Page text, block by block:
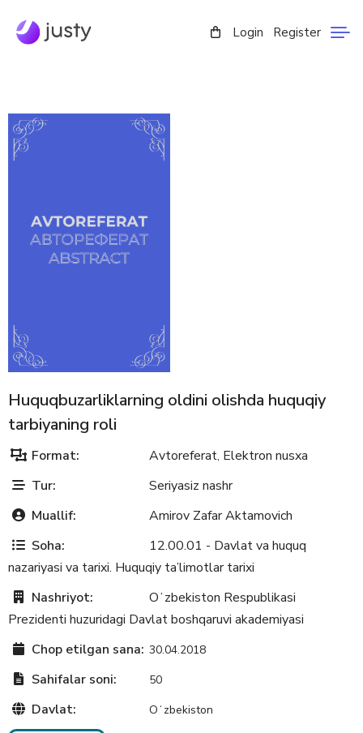
Login Register
Huquqbuzarliklarning oldini olishda huquqiy
tarbiyaning roli
Format: Avtoreferat, Elektron nusxa
Tur:
Seriyasiz nashr
Muallif:
Amirov Zafar Aktamovich
Soha:
12.00.01 - Davlat va huquq
nazariyasi va tarixi. Huquqiy ta’limotlar tarixi
Nashriyot:
Oʻzbekiston Respublikasi
Prezidenti huzuridagi Davlat boshqaruvi akademiyasi
Chop etilgan sana: 30.04.2018
Sahifalar soni: 50
Davlat: Oʻzbekiston